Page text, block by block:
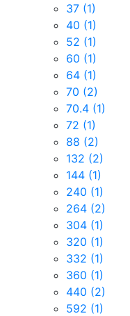
37 (1)
40 (1)
52 (1)
60 (1)
64 (1)
70 (2)
70.4 (1)
72 (1)
88 (2)
132 (2)
144 (1)
240 (1)
264 (2)
304 (1)
320 (1)
332 (1)
360 (1)
440 (2)
592 (1)